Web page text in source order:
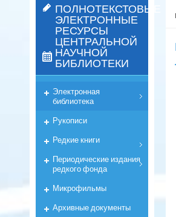
ПОЛНОТЕКСТОВЫЕ
ЭЛЕКТРОННЫЕ
РЕСУРСЫ
ЦЕНТРАЛЬНОЙ
НАУЧНОЙ
БИБЛИОТЕКИ
Электронная
библиотека
Рукописи
Редкие книги
Периодические издания
редкого фонда
Микрофильмы
Архивные документы